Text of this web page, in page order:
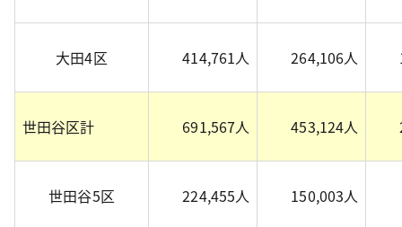
大田4区 414,761人 264,106人
世田谷区計 691,567人 453,124人
世田谷5区 224,455人 150,003人